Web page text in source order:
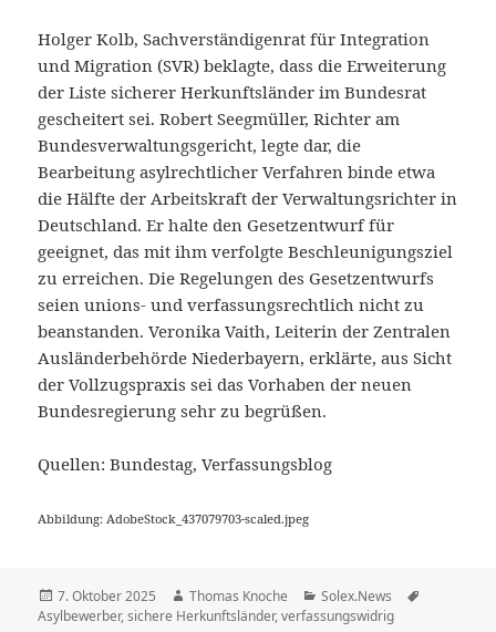
Holger Kolb, Sachverständigenrat für Integration
und Migration (SVR) beklagte, dass die Erweiterung
der Liste sicherer Herkunftsländer im Bundesrat
gescheitert sei. Robert Seegmüller, Richter am
Bundesverwaltungsgericht, legte dar, die
Bearbeitung asylrechtlicher Verfahren binde etwa
die Hälfte der Arbeitskraft der Verwaltungsrichter in
Deutschland. Er halte den Gesetzentwurf für
geeignet, das mit ihm verfolgte Beschleunigungsziel
zu erreichen. Die Regelungen des Gesetzentwurfs
seien unions- und verfassungsrechtlich nicht zu
beanstanden. Veronika Vaith, Leiterin der Zentralen
Ausländerbehörde Niederbayern, erklärte, aus Sicht
der Vollzugspraxis sei das Vorhaben der neuen
Bundesregierung sehr zu begrüßen.
Quellen: Bundestag, Verfassungsblog
Abbildung: AdobeStock_437079703-scaled.jpeg
Veröffentlicht
am
7. Oktober 2025 Autor
Thomas Knoche Kategorien
Solex.News
Asylbewerber,sichere Herkunftsländer,verfassungswidrig